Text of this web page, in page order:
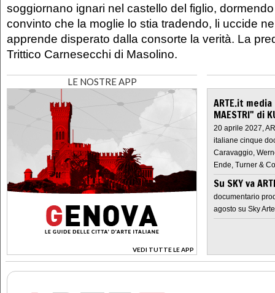
soggiornano ignari nel castello del figlio,
convinto che la moglie lo stia tradendo, li uccide
apprende disperato dalla consorte la verità. La
Trittico Carnesecchi di Masolino.
LE NOSTRE APP
VEDI TUTTE LE APP
>
ARTE.it
MAESTRI" di
20 aprile 2027,
italiane cinque
Caravaggio,
Ende, Turner &
Su SKY va
documentario
agosto su Sky Arte